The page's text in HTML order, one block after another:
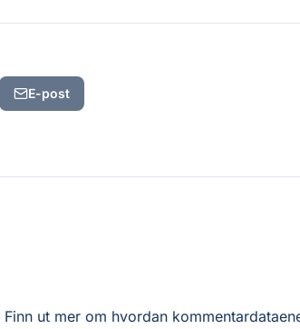
E-post
Finn ut mer om hvordan